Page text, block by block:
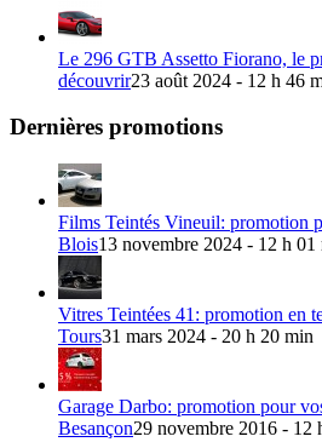
Le 296 GTB Assetto Fiorano, le
découvrir23 août 2024 - 12 h 46
Dernières promotions
Films Teintés Vineuil: promotion
Blois13 novembre 2024 - 12 h 01
Vitres Teintées 41: promotion en
Tours31 mars 2024 - 20 h 20 min
Garage Darbo: promotion pour
Besançon29 novembre 2016 - 12